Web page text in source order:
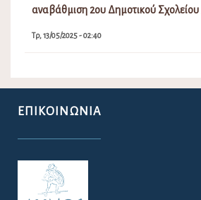
αναβάθμιση 2ου Δημοτικού Σχολείου
Τρ, 13/05/2025 - 02:40
ΕΠΙΚΟΙΝΩΝΊΑ